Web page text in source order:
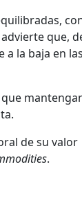
que,
la baja en las
de su valor
.